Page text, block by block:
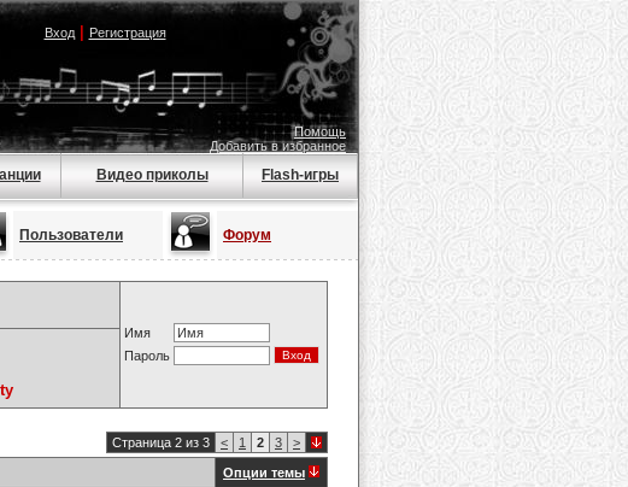
Вход| Регистрация
Помощь
Добавить в избранное
Видео приколы Flash-игры
Пользователи Форум
Имя
Пароль
Страница 2 из 3 < 1 2 3 >
Опции темы